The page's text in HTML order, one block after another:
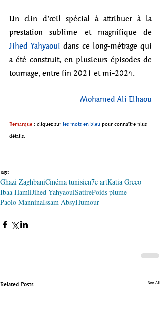
Un clin d’œil spécial à attribuer à la
Jihed Yahyaoui dans ce long-métrage qui
a été construit, en plusieurs épisodes de
tournage, entre fin 2021 et mi-2024.
Mohamed Ali Elhaou
Remarque : cliquez sur les mots en bleu pour connaître plus
détails.
Tags:
Ghazi ZaghbaniCinéma tunisien7e artKatia Greco
Ibaa HamliJihed YahyaouiSatirePoids plume
Paolo ManninaIssam AbsyHumour
Related Posts See All